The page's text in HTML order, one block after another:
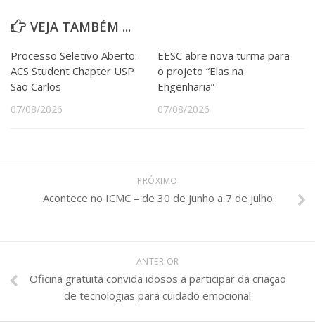
VEJA TAMBÉM ...
Processo Seletivo Aberto:
ACS Student Chapter USP
São Carlos
07/08/2026
EESC abre nova turma para
o projeto “Elas na
Engenharia”
07/08/2026
PRÓXIMO
Acontece no ICMC – de 30 de junho a 7 de julho
ANTERIOR
Oficina gratuita convida idosos a participar da criação
de tecnologias para cuidado emocional